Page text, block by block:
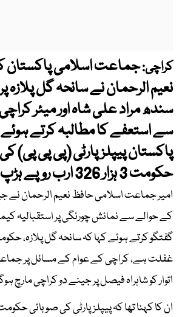
کراچی:جماعت اسلامی پاکستان
نعیم الرحمان نے سانحہ گل پلازہ
سندھ مراد علی شاہ اور میئر
سے استعفے کا مطالبہ کرتے
پاکستان پیپلزپارٹی (پی پی پی)
حکومت 3 ہزار 326 ارب روپے ہڑپ کرگئی ہے۔
امیر جماعت اسلامی حافظ نعیم الرحمان نے
کے حوالے سے نمائش چورنگی پر استقبالیہ
گفتگو کرتے ہوئے کہا کہ سانحہ گل پلازہ،
غفلت ہے، کراچی کے عوام کے مسائل پر
اتوار کو شاہراہ فیصل پر جینے دو کراچی مارچ